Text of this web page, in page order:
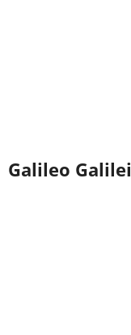
Galileo Galilei